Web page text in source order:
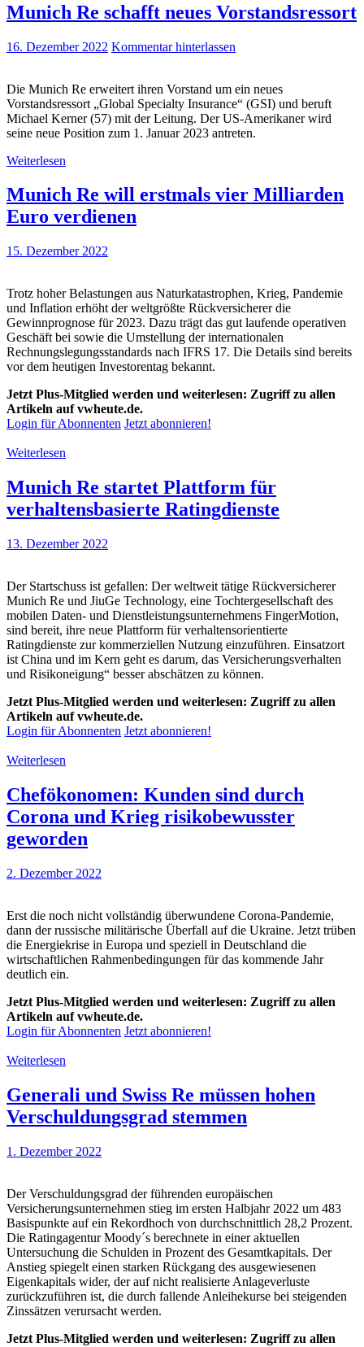
Munich Re schafft neues Vorstandsressort
16. Dezember 2022 Kommentar hinterlassen
Die Munich Re erweitert ihren Vorstand um ein neues
Vorstandsressort „Global Specialty Insurance“ (GSI) und beruft
Michael Kerner (57) mit der Leitung. Der US-Amerikaner wird
seine neue Position zum 1. Januar 2023 antreten.
Weiterlesen
Munich Re will erstmals vier Milliarden
Euro verdienen
15. Dezember 2022
Trotz hoher Belastungen aus Naturkatastrophen, Krieg, Pandemie
und Inflation erhöht der weltgrößte Rückversicherer die
Gewinnprognose für 2023. Dazu trägt das gut laufende operativen
Geschäft bei sowie die Umstellung der internationalen
Rechnungslegungsstandards nach IFRS 17. Die Details sind bereits
vor dem heutigen Investorentag bekannt.
Jetzt Plus-Mitglied werden und weiterlesen: Zugriff zu allen
Artikeln auf vwheute.de.
Login für Abonnenten Jetzt abonnieren!
Weiterlesen
Munich Re startet Plattform für
verhaltensbasierte Ratingdienste
13. Dezember 2022
Der Startschuss ist gefallen: Der weltweit tätige Rückversicherer
Munich Re und JiuGe Technology, eine Tochtergesellschaft des
mobilen Daten- und Dienstleistungsunternehmens FingerMotion,
sind bereit, ihre neue Plattform für verhaltensorientierte
Ratingdienste zur kommerziellen Nutzung einzuführen. Einsatzort
ist China und im Kern geht es darum, das Versicherungsverhalten
und Risikoneigung“ besser abschätzen zu können.
Jetzt Plus-Mitglied werden und weiterlesen: Zugriff zu allen
Artikeln auf vwheute.de.
Login für Abonnenten Jetzt abonnieren!
Weiterlesen
Chefökonomen: Kunden sind durch
Corona und Krieg risikobewusster
geworden
2. Dezember 2022
Erst die noch nicht vollständig überwundene Corona-Pandemie,
dann der russische militärische Überfall auf die Ukraine. Jetzt trüben
die Energiekrise in Europa und speziell in Deutschland die
wirtschaftlichen Rahmenbedingungen für das kommende Jahr
deutlich ein.
Jetzt Plus-Mitglied werden und weiterlesen: Zugriff zu allen
Artikeln auf vwheute.de.
Login für Abonnenten Jetzt abonnieren!
Weiterlesen
Generali und Swiss Re müssen hohen
Verschuldungsgrad stemmen
1. Dezember 2022
Der Verschuldungsgrad der führenden europäischen
Versicherungsunternehmen stieg im ersten Halbjahr 2022 um 483
Basispunkte auf ein Rekordhoch von durchschnittlich 28,2 Prozent.
Die Ratingagentur Moody´s berechnete in einer aktuellen
Untersuchung die Schulden in Prozent des Gesamtkapitals. Der
Anstieg spiegelt einen starken Rückgang des ausgewiesenen
Eigenkapitals wider, der auf nicht realisierte Anlageverluste
zurückzuführen ist, die durch fallende Anleihekurse bei steigenden
Zinssätzen verursacht werden.
Jetzt Plus-Mitglied werden und weiterlesen: Zugriff zu allen